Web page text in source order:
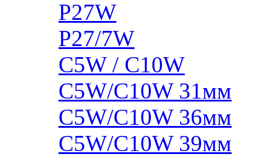
P27W
P27/7W
C5W / C10W
C5W/C10W 31мм
C5W/C10W 36мм
C5W/C10W 39мм